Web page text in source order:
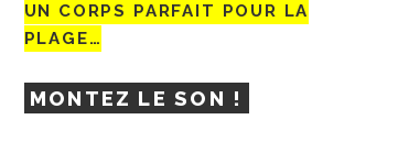
UN CORPS PARFAIT POUR LA
PLAGE…
MONTEZ LE SON !